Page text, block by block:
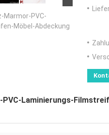
Marmor-PVC-
Möbel-Abdeckung
PVC-Laminierungs-